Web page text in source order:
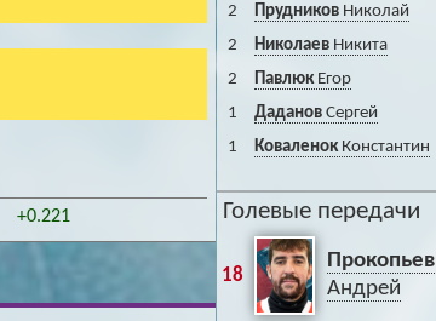
+0.221
2
ПрудниковНиколай
2
НиколаевНикита
2
ПавлюкЕгор
1
ДадановСергей
1
КоваленокКонстантин
Голевые передачи
18
Прокопьев
Андрей